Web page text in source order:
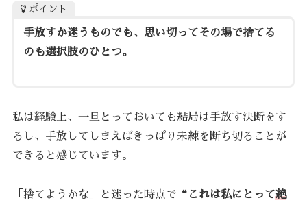
ポイント
手放すか迷うものでも、思い切ってその場で捨てる
のも選択肢のひとつ。
私は経験上、一旦とっておいても結局は手放す決断をす
るし、手放してしまえばきっぱり未練を断ち切ることが
できると感じています。
「捨てようかな」と迷った時点で “これは私にとって絶